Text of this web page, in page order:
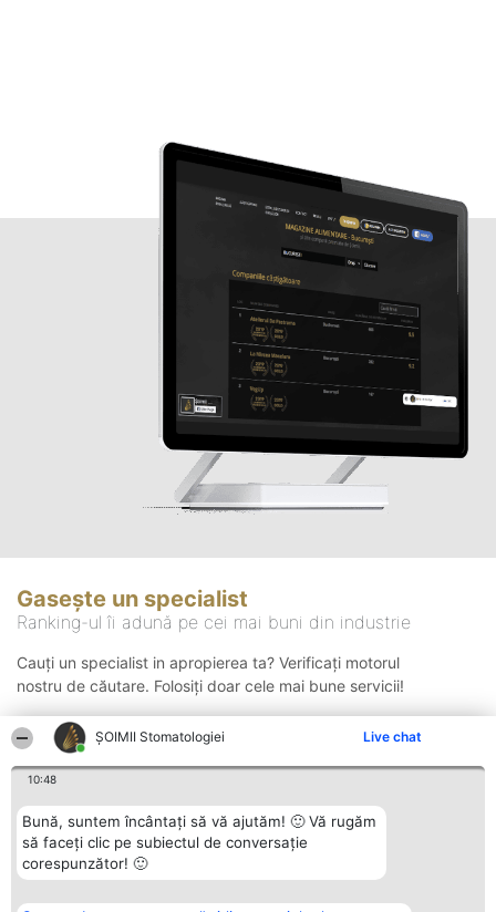
ȘOIMII Stomatologiei Live chat
10:48
Bună, suntem încântați să vă ajutăm! 🙂 Vă rugăm
să faceți clic pe subiectul de conversație
corespunzător! 🙂
Gasește un specialist
Ranking-ul îi adună pe cei mai buni din industrie
Cauți un specialist in apropierea ta? Verificați motorul
nostru de căutare. Folosiți doar cele mai bune servicii!